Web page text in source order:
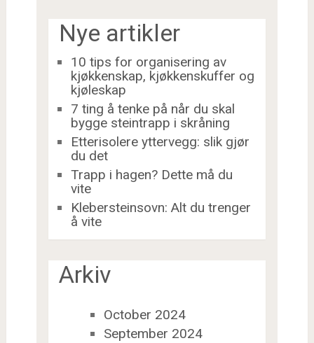
Nye artikler
10 tips for organisering av
kjøkkenskap, kjøkkenskuffer og
kjøleskap
7 ting å tenke på når du skal
bygge steintrapp i skråning
Etterisolere yttervegg: slik gjør
du det
Trapp i hagen? Dette må du
vite
Klebersteinsovn: Alt du trenger
å vite
Arkiv
October 2024
September 2024